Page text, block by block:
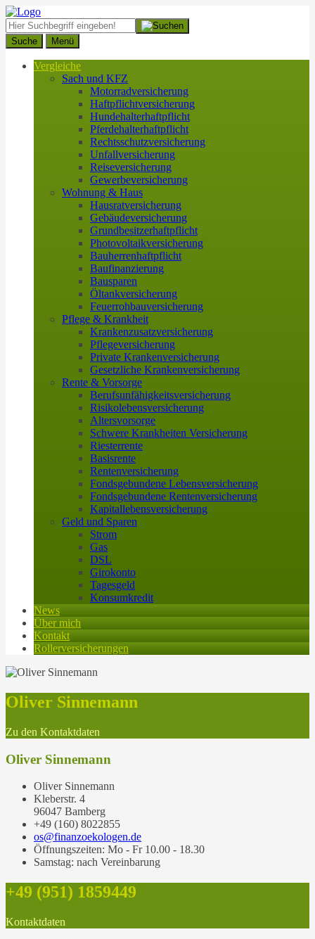
Suche Menü
Vergleiche
Sach und KFZ
Motorradversicherung
Haftpflichtversicherung
Hundehalterhaftpflicht
Pferdehalterhaftpflicht
Rechtsschutzversicherung
Unfallversicherung
Reiseversicherung
Gewerbeversicherung
Wohnung & Haus
Hausratversicherung
Gebäudeversicherung
Grundbesitzerhaftpflicht
Photovoltaikversicherung
Bauherrenhaftpflicht
Baufinanzierung
Bausparen
Öltankversicherung
Feuerrohbauversicherung
Pflege & Krankheit
Krankenzusatzversicherung
Pflegeversicherung
Private Krankenversicherung
Gesetzliche Krankenversicherung
Rente & Vorsorge
Berufs­unfähigkeitsversicherung
Risikolebensversicherung
Altersvorsorge
Schwere Krankheiten Versicherung
Riesterrente
Basisrente
Rentenversicherung
Fondsgebundene Lebensversicherung
Fondsgebundene Rentenversicherung
Kapitallebensversicherung
Geld und Sparen
Strom
Gas
DSL
Girokonto
Tagesgeld
Konsumkredit
News
Über mich
Kontakt
Rollerversicherungen
Oliver Sinnemann
Zu den Kontaktdaten
Oliver Sinnemann
Oliver Sinnemann
Kleberstr. 4
96047 Bamberg
+49 (160) 8022855
os@finanzoekologen.de
Öffnungszeiten: Mo - Fr 10.00 - 18.30
Samstag: nach Vereinbarung
+49 (951) 1859449
Kontaktdaten